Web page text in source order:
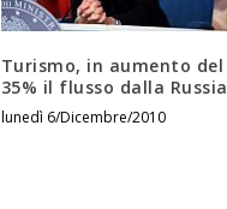
Turismo, in aumento del
35% il flusso dalla Russia
lunedì 6/Dicembre/2010